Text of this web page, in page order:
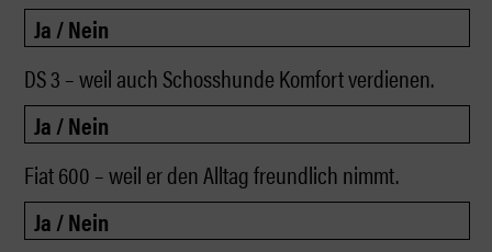
DS 3 – weil auch Schosshunde Komfort verdienen.
Fiat 600 – weil er den Alltag freundlich nimmt.